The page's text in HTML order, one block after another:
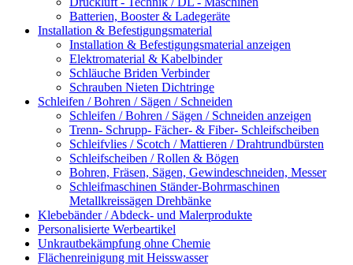
Batterien, Booster & Ladegeräte
Installation & Befestigungsmaterial
Installation & Befestigungsmaterial anzeigen
Elektromaterial & Kabelbinder
Schläuche Briden Verbinder
Schrauben Nieten Dichtringe
Schleifen / Bohren / Sägen / Schneiden
Schleifen / Bohren / Sägen / Schneiden anzeigen
Trenn- Schrupp- Fächer- & Fiber- Schleifscheiben
Schleifvlies / Scotch / Mattieren / Drahtrundbürsten
Schleifscheiben / Rollen & Bögen
Bohren, Fräsen, Sägen, Gewindeschneiden, Messer
Schleifmaschinen Ständer-Bohrmaschinen
Metallkreissägen Drehbänke
Klebebänder / Abdeck- und Malerprodukte
Personalisierte Werbeartikel
Unkrautbekämpfung ohne Chemie
Flächenreinigung mit Heisswasser